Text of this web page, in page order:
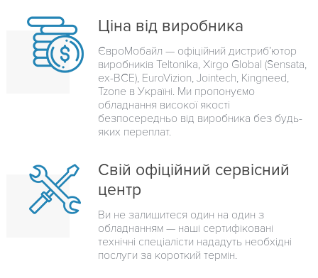
Ціна від виробника
ЄвроМобайл — офіційний дистриб’ютор
виробників Teltonika, Xirgo Global (Sensata,
ex-BCE), EuroVizion, Jointech, Kingneed,
Tzone в Україні. Ми пропонуємо
обладнання високої якості
безпосередньо від виробника без будь-
яких переплат.
Свій офіційний сервісний
центр
Ви не залишитеся один на один з
обладнанням — наші сертифіковані
технічні спеціалісти нададуть необхідні
послуги за короткий термін.